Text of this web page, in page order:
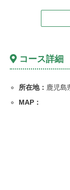
コース詳細
所在地： 鹿児島
MAP：